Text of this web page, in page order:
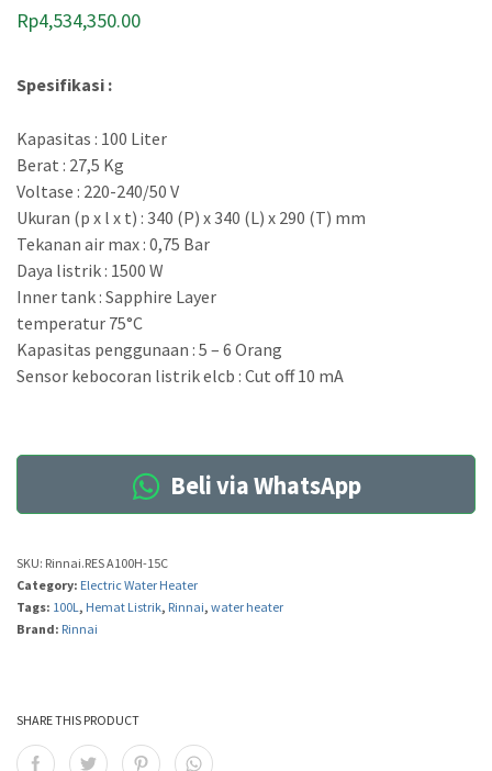
Rp4,534,350.00
Spesifikasi :
Kapasitas : 100 Liter
Berat : 27,5 Kg
Voltase : 220-240/50 V
Ukuran (p x l x t) : 340 (P) x 340 (L) x 290 (T) mm
Tekanan air max : 0,75 Bar
Daya listrik : 1500 W
Inner tank : Sapphire Layer
temperatur 75°C
Kapasitas penggunaan : 5 – 6 Orang
Sensor kebocoran listrik elcb : Cut off 10 mA
Beli via WhatsApp
SKU: Rinnai.RES A100H-15C
Category: Electric Water Heater
Tags: 100L, Hemat Listrik, Rinnai, water heater
Brand: Rinnai
SHARE THIS PRODUCT